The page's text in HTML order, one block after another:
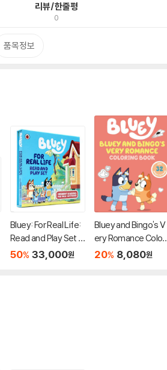
리뷰/한줄평
0
품목정보
Bluey: For Real Life:
Read and Play Set w
ith 8 Books
50% 33,000원
Bluey and Bingo's V
ery Romance Colori
ng Book
20% 8,080원